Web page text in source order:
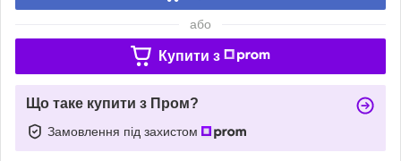
або
Купити з
Що таке купити з Пром?
Замовлення під захистом